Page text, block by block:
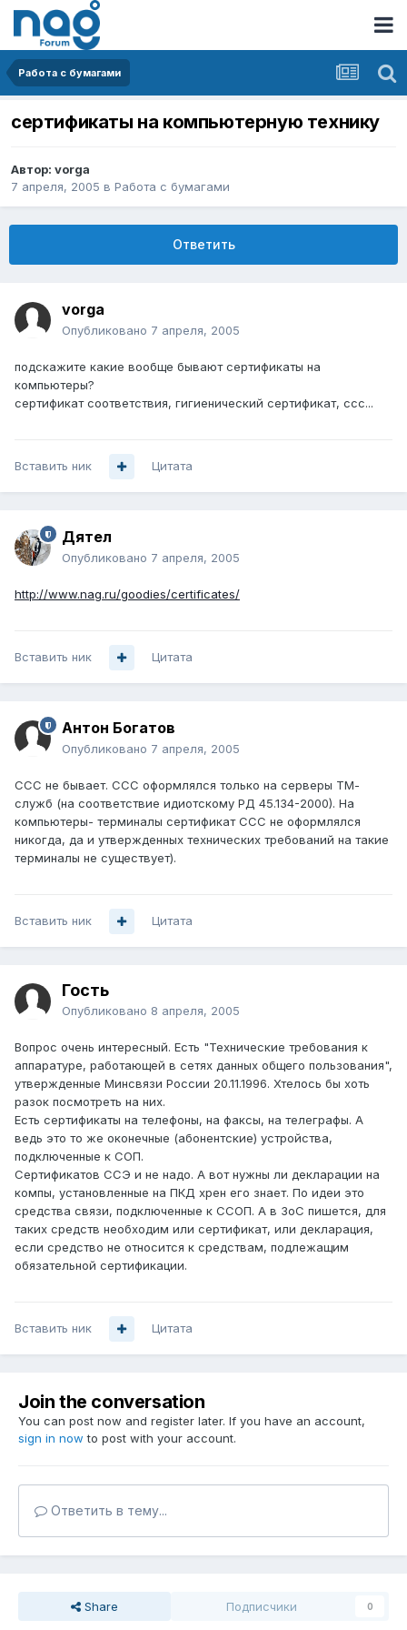
Работа с бумагами
сертификаты на компьютерную технику
Автор: vorga
7 апреля, 2005 в Работа с бумагами
Ответить
vorga
Опубликовано 7 апреля, 2005
подскажите какие вообще бывают сертификаты на
компьютеры?
сертификат соответствия, гигиенический сертификат, ссс...
Вставить ник Цитата
Дятел
Опубликовано 7 апреля, 2005
http://www.nag.ru/goodies/certificates/
Вставить ник Цитата
Антон Богатов
Опубликовано 7 апреля, 2005
ССС не бывает. ССС оформлялся только на серверы ТМ-
служб (на соответствие идиотскому РД 45.134-2000). На
компьютеры- терминалы сертификат ССС не оформлялся
никогда, да и утвержденных технических требований на такие
терминалы не существует).
Вставить ник Цитата
Гость
Опубликовано 8 апреля, 2005
Вопрос очень интересный. Есть "Технические требования к
аппаратуре, работающей в сетях данных общего пользования",
утвержденные Минсвязи России 20.11.1996. Хтелось бы хоть
разок посмотреть на них.
Есть сертификаты на телефоны, на факсы, на телеграфы. А
ведь это то же оконечные (абонентские) устройства,
подключенные к СОП.
Сертификатов ССЭ и не надо. А вот нужны ли декларации на
компы, установленные на ПКД хрен его знает. По идеи это
средства связи, подключенные к ССОП. А в ЗоС пишется, для
таких средств необходим или сертификат, или декларация,
если средство не относится к средствам, подлежащим
обязательной сертификации.
Вставить ник Цитата
Join the conversation
You can post now and register later. If you have an account,
sign in now to post with your account.
Ответить в тему...
Share Подписчики 0